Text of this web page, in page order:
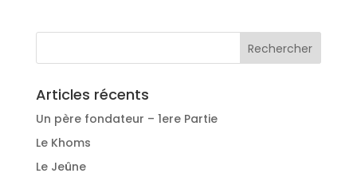
Articles récents
Un père fondateur – 1ere Partie
Le Khoms
Le Jeûne